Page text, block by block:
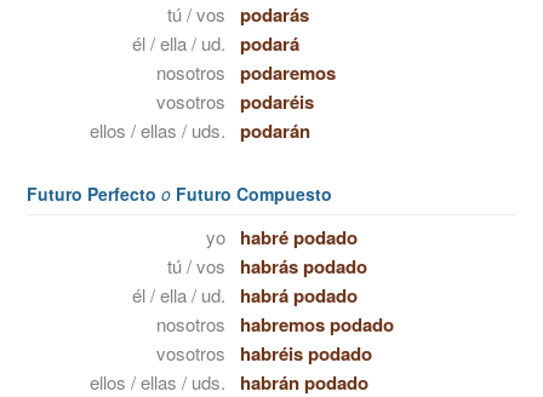
tú / vos podarás
él / ella / ud. podará
nosotros podaremos
vosotros podaréis
ellos / ellas / uds. podarán
Futuro Perfecto o Futuro Compuesto
yo habré podado
tú / vos habrás podado
él / ella / ud. habrá podado
nosotros habremos podado
vosotros habréis podado
ellos / ellas / uds. habrán podado